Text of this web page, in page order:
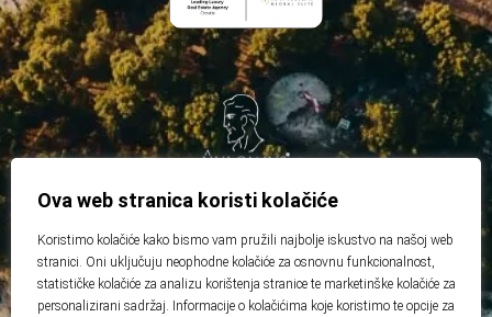
Ova web stranica koristi kolačiće
Koristimo kolačiće kako bismo vam pružili najbolje iskustvo na našoj web
stranici. Oni uključuju neophodne kolačiće za osnovnu funkcionalnost,
statističke kolačiće za analizu korištenja stranice te marketinške kolačiće za
personalizirani sadržaj. Informacije o kolačićima koje koristimo te opcije za